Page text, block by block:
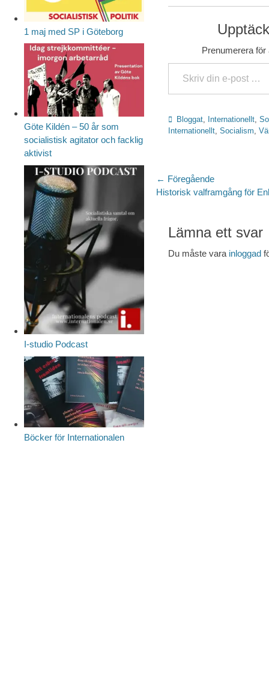
Prenumerera
Skriv din e-post …
Kategorier
Bloggat Internationellt
Internationellt Socialism
← Föregående
Föregående
Historisk valframgång för
Lämna ett svar
Du måste vara inloggad
1 maj med SP i Göteborg
Göte Kildén – 50 år som
socialistisk agitator och facklig
aktivist
I-studio Podcast
Böcker för Internationalen